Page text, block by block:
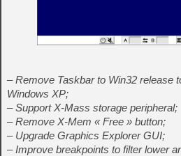
– Remove Taskbar to Win32 release
Windows XP;
– Support X-Mass storage peripheral;
– Remove X-Mem « Free » button;
– Upgrade Graphics Explorer GUI;
– Improve breakpoints to filter lower